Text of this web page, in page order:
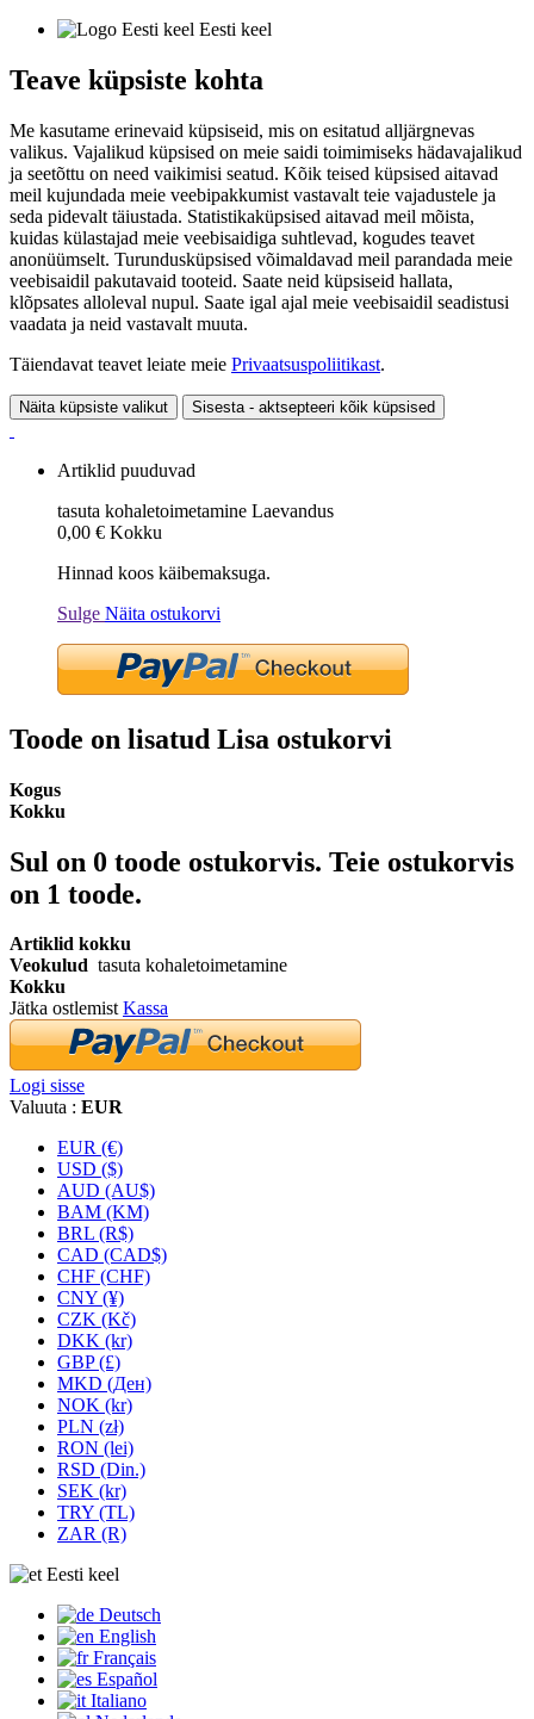
Eesti keel
Teave küpsiste kohta
Me kasutame erinevaid küpsiseid, mis on esitatud alljärgnevas
valikus. Vajalikud küpsised on meie saidi toimimiseks hädavajalikud
ja seetõttu on need vaikimisi seatud. Kõik teised küpsised aitavad
meil kujundada meie veebipakkumist vastavalt teie vajadustele ja
seda pidevalt täiustada. Statistikaküpsised aitavad meil mõista,
kuidas külastajad meie veebisaidiga suhtlevad, kogudes teavet
anonüümselt. Turundusküpsised võimaldavad meil parandada meie
veebisaidil pakutavaid tooteid. Saate neid küpsiseid hallata,
klõpsates alloleval nupul. Saate igal ajal meie veebisaidil seadistusi
vaadata ja neid vastavalt muuta.
Täiendavat teavet leiate meie Privaatsuspoliitikast.
Näita küpsiste valikut Sisesta - aktsepteeri kõik küpsised
Artiklid puuduvad
tasuta kohaletoimetamine Laevandus
0,00 € Kokku
Hinnad koos käibemaksuga.
Sulge Näita ostukorvi
Toode on lisatud Lisa ostukorvi
Kogus
Kokku
Sul on 0 toode ostukorvis. Teie ostukorvis
on 1 toode.
Artiklid kokku
Veokulud tasuta kohaletoimetamine
Kokku
Jätka ostlemistKassa
Logi sisse
Valuuta : EUR
EUR (€)
USD ($)
AUD (AU$)
BAM (KM)
BRL (R$)
CAD (CAD$)
CHF (CHF)
CNY (¥)
CZK (Kč)
DKK (kr)
GBP (£)
MKD (Ден)
NOK (kr)
PLN (zł)
RON (lei)
RSD (Din.)
SEK (kr)
TRY (TL)
ZAR (R)
Eesti keel
Deutsch
English
Français
Español
Italiano